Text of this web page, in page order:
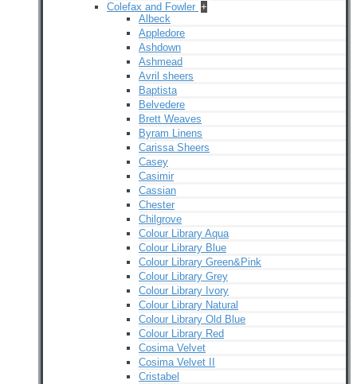
Colefax and Fowler +
Albeck
Appledore
Ashdown
Ashmead
Avril sheers
Baptista
Belvedere
Brett Weaves
Byram Linens
Carissa Sheers
Casey
Casimir
Cassian
Chester
Chilgrove
Colour Library Aqua
Colour Library Blue
Colour Library Green&Pink
Colour Library Grey
Colour Library Ivory
Colour Library Natural
Colour Library Old Blue
Colour Library Red
Cosima Velvet
Cosima Velvet II
Cristabel